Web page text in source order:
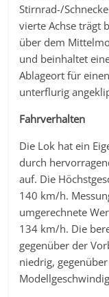
Stirnrad-/
vierte Achse trägt
über dem
und beinhaltet
Ablageort für
unterflurig
Fahrverhalten
Die Lok hat ein
durch
auf. Die
140 km/h.
umgerechnete
134 km/h. Die
gegenüber der
niedrig,